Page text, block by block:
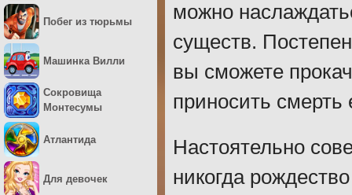
можно
существ.
вы сможете
приносить
Настоятельно
никогда
Побег из тюрьмы
Машинка Вилли
Сокровища
Монтесумы
Атлантида
Для девочек